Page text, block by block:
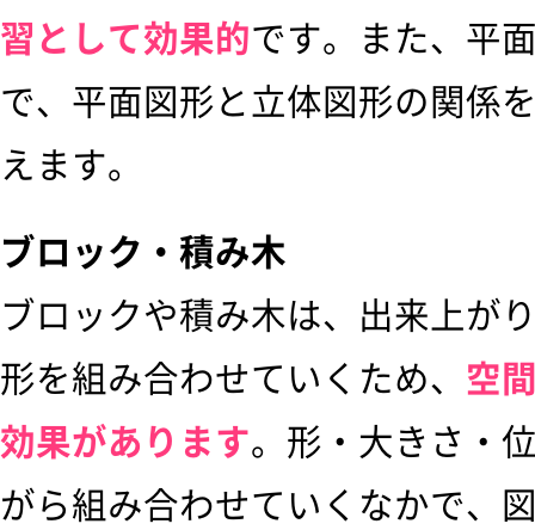
習として効果的です。また、平
で、平面図形と立体図形の関係
えます。
ブロック・積み木
ブロックや積み木は、出来上が
形を組み合わせていくため、 空
効果があります。形・大きさ・
がら組み合わせていくなかで、